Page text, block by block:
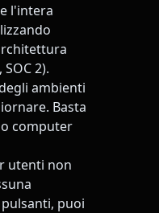
l'intera
2).
ambienti
Basta
computer
utenti non
puoi